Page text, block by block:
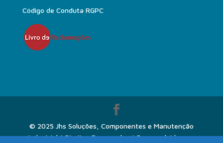
Código de Conduta RGPC
© 2025 Jhs Soluções, Componentes e Manutenção
Industrial | Direitos Reservados | Desenvolvido por: